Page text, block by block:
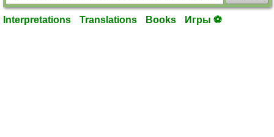
Interpretations Translations Books Игры ⚽